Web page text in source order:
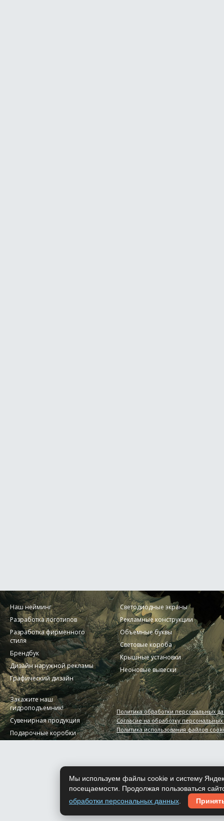
Наш нейминг
Разработка логотипов
Разработка фирменного
стиля
Брендбук
Дизайн наружной рекламы
Графический дизайн
Светодиодные экраны
Рекламные конструкции
Объемные буквы
Световые короба
Крышные установки
Неоновые вывески
Закажите наш
гидроподъемник!
Сувенирная продукция
Подарочные коробки
Политика обработки персональных
Согласие на обработку
Политика использования файлов
Мы используем файлы cookie и систему
посещаемости. Продолжая пользоваться
обработки персональных данных